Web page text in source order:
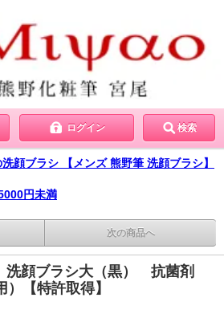
ログイン 検索
顔ブラシ 【メンズ 熊野筆 洗顔ブラシ】
円未満
次の商品へ
顔ブラシ大（黒） 抗菌剤
【特許取得】